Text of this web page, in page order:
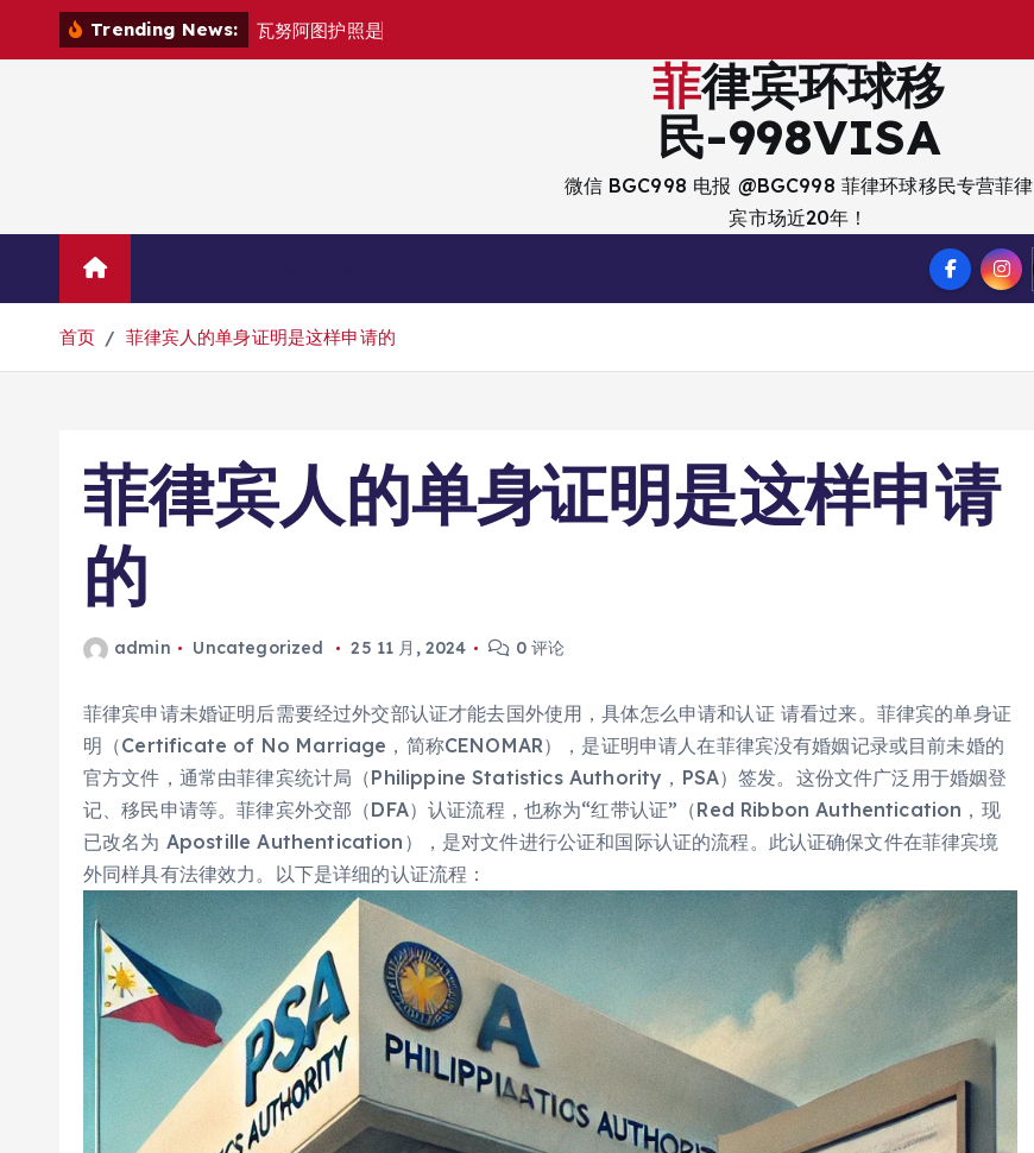
Trending News: 瓦努阿图护照是
菲律宾环球移
民-998VISA
微信 BGC998 电报 @BGC998 菲律环球移民专营菲律
宾市场近20年！
首页 菲律宾人的单身证明是这样申请的
菲律宾人的单身证明是这样申请
的
admin Uncategorized 25 11 月, 2024 0 评论
菲律宾申请未婚证明后需要经过外交部认证才能去国外使用，具体怎么申请和认证 请看过来。菲律宾的单身证
明（Certificate of No Marriage，简称CENOMAR），是证明申请人在菲律宾没有婚姻记录或目前未婚的
官方文件，通常由菲律宾统计局（Philippine Statistics Authority，PSA）签发。这份文件广泛用于婚姻登
记、移民申请等。菲律宾外交部（DFA）认证流程，也称为“红带认证”（Red Ribbon Authentication，现
已改名为 Apostille Authentication），是对文件进行公证和国际认证的流程。此认证确保文件在菲律宾境
外同样具有法律效力。以下是详细的认证流程：